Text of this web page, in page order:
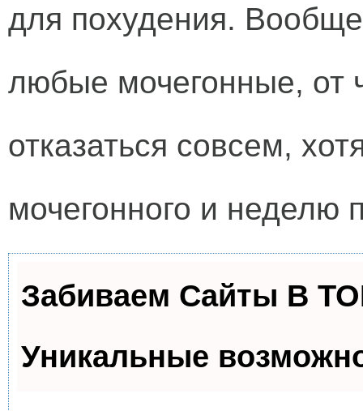
для похудения.
любые мочегонные, от
отказаться совсем,
мочегонного и неделю
Забиваем Сайты В
Уникальные